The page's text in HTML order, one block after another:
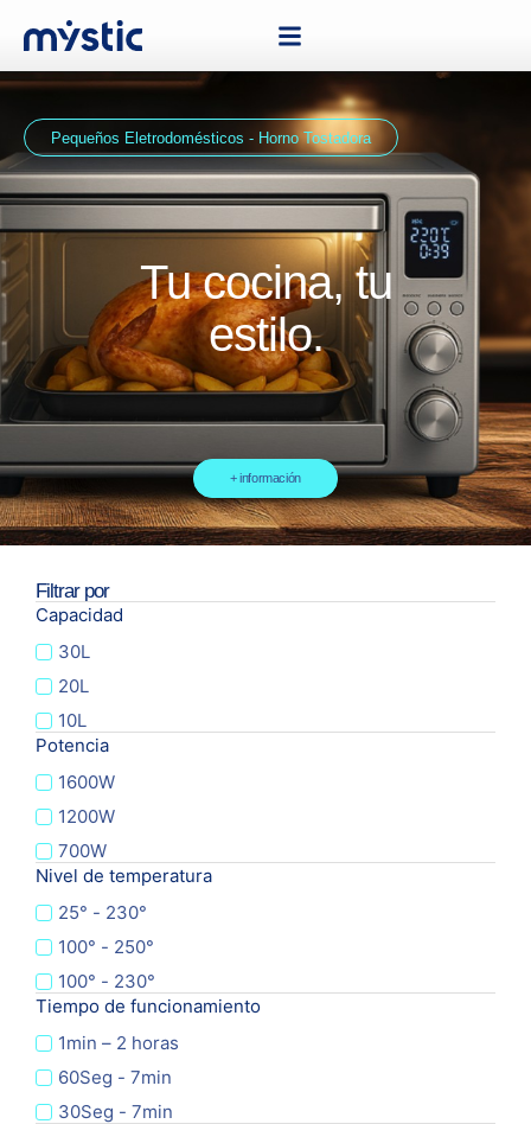
Pequeños Eletrodomésticos - Horno Tostadora
Tu cocina, tu
estilo.
+ información
Filtrar por
Capacidad
30L
20L
10L
Potencia
1600W
1200W
700W
Nivel de temperatura
25° - 230°
100° - 250°
100° - 230°
Tiempo de funcionamiento
1min – 2 horas
60Seg - 7min
30Seg - 7min